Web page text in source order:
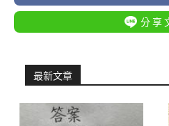
分享
最新文章